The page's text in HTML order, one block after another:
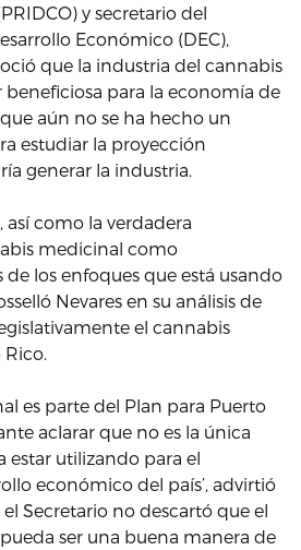
y secretario del
Económico (DEC),
que la industria del cannabis
para la economía de
aún no se ha hecho un
estudiar la proyección
generar la industria.
así como la verdadera
medicinal como
los enfoques que está usando
Nevares en su análisis de
el cannabis
es parte del Plan para Puerto
aclarar que no es la única
estar utilizando para el
económico del país’, advirtió
Secretario no descartó que el
ser una buena manera de